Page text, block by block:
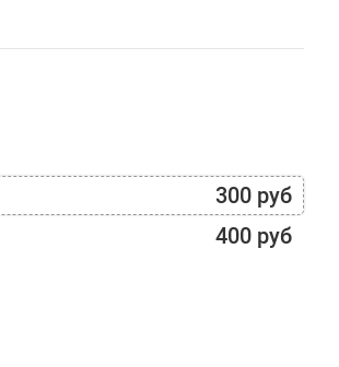
300 руб
400 руб